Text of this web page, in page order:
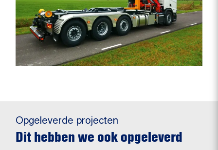
Opgeleverde projecten
Dit hebben we ook opgeleverd